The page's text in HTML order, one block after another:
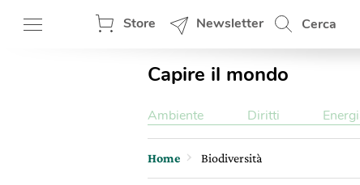
Store Newsletter Cerca
Capire il mondo
Ambiente Diritti
Home Biodiversità